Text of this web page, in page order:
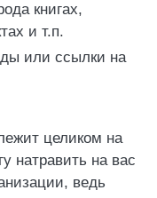
книгах,
и т.п.
или ссылки на
целиком на
натравить на вас
ведь